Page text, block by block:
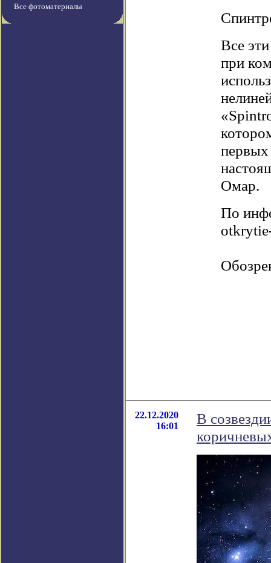
Все фотоматериалы
Все
при
первых
Омар.
По
22.12.2020
16:01
В